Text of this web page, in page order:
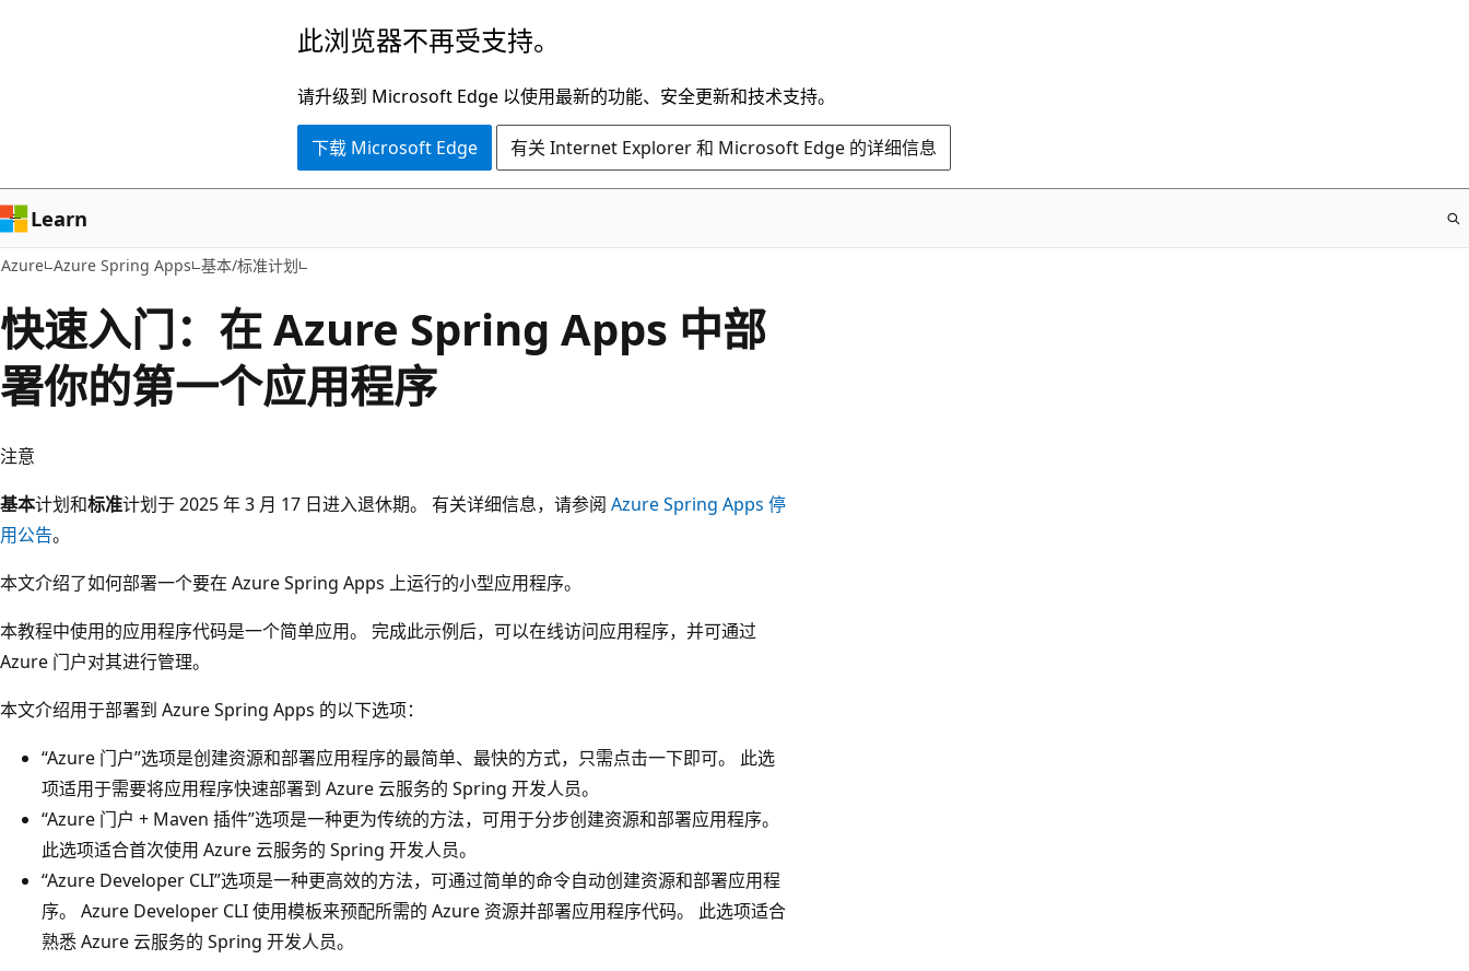
容
此浏览器不再受支持。
请升级到 Microsoft Edge 以使用最新的功能、安全更新和技术支持。
下载 Microsoft Edge 有关 Internet Explorer 和 Microsoft Edge 的详细信息
Learn
Azure Azure Spring Apps 基本/标准计划
快速入门：在 Azure Spring Apps 中部
署你的第一个应用程序
注意
基本计划和标准计划于 2025 年 3 月 17 日进入退休期。 有关详细信息，请参阅 Azure Spring Apps 停
用公告。
本文介绍了如何部署一个要在 Azure Spring Apps 上运行的小型应用程序。
本教程中使用的应用程序代码是一个简单应用。 完成此示例后，可以在线访问应用程序，并可通过
Azure 门户对其进行管理。
本文介绍用于部署到 Azure Spring Apps 的以下选项：
“Azure 门户”选项是创建资源和部署应用程序的最简单、最快的方式，只需点击一下即可。 此选
项适用于需要将应用程序快速部署到 Azure 云服务的 Spring 开发人员。
“Azure 门户 + Maven 插件”选项是一种更为传统的方法，可用于分步创建资源和部署应用程序。
此选项适合首次使用 Azure 云服务的 Spring 开发人员。
“Azure Developer CLI”选项是一种更高效的方法，可通过简单的命令自动创建资源和部署应用程
序。 Azure Developer CLI 使用模板来预配所需的 Azure 资源并部署应用程序代码。 此选项适合
熟悉 Azure 云服务的 Spring 开发人员。